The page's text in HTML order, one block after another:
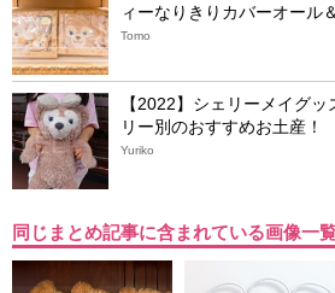
ィーなりきりカバーオール
Tomo
【2022】シェリーメイグ
リー別のおすすめお土産！
Yuriko
同じまとめ記事に含まれている画像一